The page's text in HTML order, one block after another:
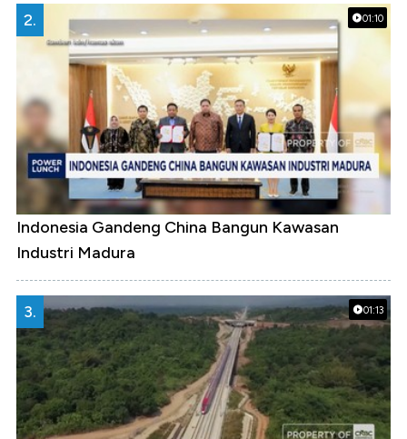
01:10
2.
Indonesia Gandeng China Bangun Kawasan
Industri Madura
01:13
3.